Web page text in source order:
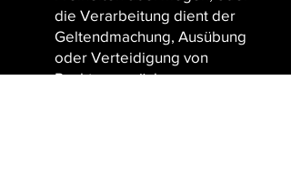
die Verarbeitung dient der
Geltendmachung, Ausübung
oder Verteidigung von
Rechtsansprüchen.